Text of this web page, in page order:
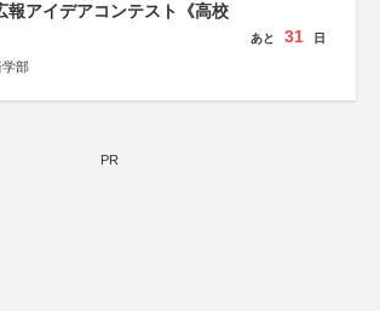
報アイデアコンテスト《高校
学部
あと 31 日
PR